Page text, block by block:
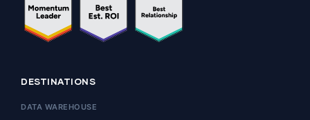
DESTINATIONS
DATA WAREHOUSE